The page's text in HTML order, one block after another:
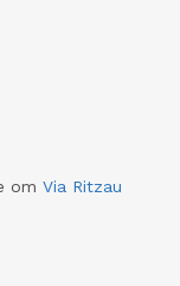
om Via Ritzau